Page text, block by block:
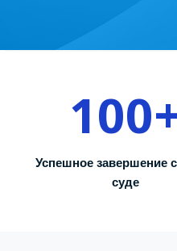
100
Успешное завершение
суде